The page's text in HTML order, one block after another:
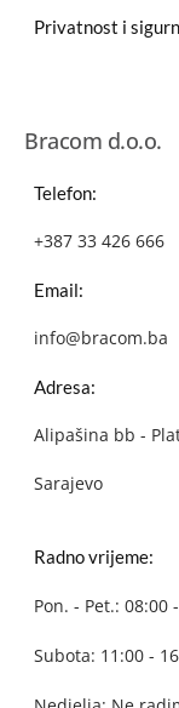
Privatnost i
Bracom d.o.o.
Telefon:
+387 33 426 666
Email:
info@bracom.ba
Adresa:
Alipašina bb -
Sarajevo
Radno vrijeme:
Pon. - Pet.: 08:00
Subota: 11:00 -